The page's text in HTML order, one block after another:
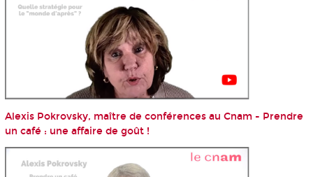
Alexis Pokrovsky, maître de conférences au Cnam - Prendre
un café : une affaire de goût !